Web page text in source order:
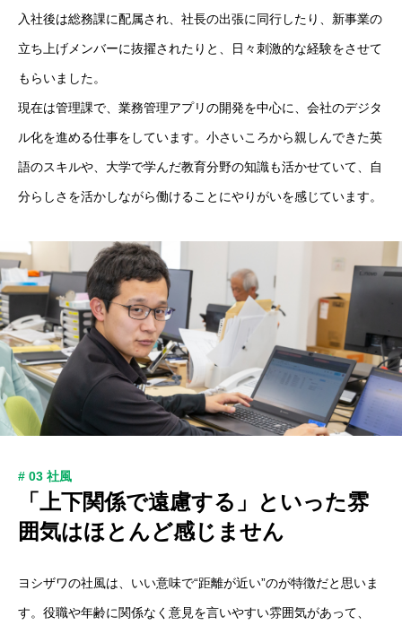
入社後は総務課に配属され、社長の出張に同行したり、新事業の
立ち上げメンバーに抜擢されたりと、日々刺激的な経験をさせて
もらいました。
現在は管理課で、業務管理アプリの開発を中心に、会社のデジタ
ル化を進める仕事をしています。小さいころから親しんできた英
語のスキルや、大学で学んだ教育分野の知識も活かせていて、自
分らしさを活かしながら働けることにやりがいを感じています。
# 03 社風
「上下関係で遠慮する」といった雰
囲気はほとんど感じません
ヨシザワの社風は、いい意味で“距離が近い”のが特徴だと思いま
す。役職や年齢に関係なく意見を言いやすい雰囲気があって、